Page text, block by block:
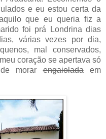
e eu estou certa da
que eu queria fiz a
foi prá Londrina dias
várias vezes por dia,
mal conservados,
coração se apertava só
de morarengaioladaem